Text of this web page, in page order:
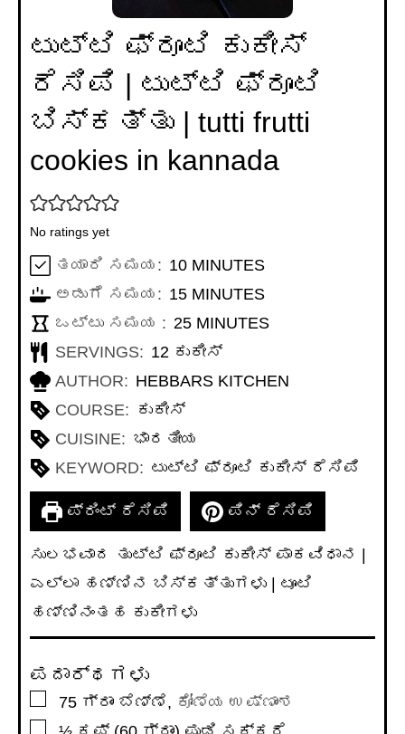
ಟುಟ್ಟಿ ಫ್ರೂಟಿ ಕುಕೀಸ್
ರೆಸಿಪಿ | ಟುಟ್ಟಿ ಫ್ರೂಟಿ
ಬಿಸ್ಕತ್ತು | tutti frutti
cookies in kannada
No ratings yet
ತಯಾರಿ ಸಮಯ: 10MINUTES
MINUTES
ಅಡುಗೆ ಸಮಯ: 15MINUTES
MINUTES
ಒಟ್ಟು ಸಮಯ : 25MINUTES
MINUTES
SERVINGS: 12 ಕುಕೀಸ್
AUTHOR: HEBBARS KITCHEN
COURSE: ಕುಕೀಸ್
CUISINE: ಭಾರತೀಯ
KEYWORD: ಟುಟ್ಟಿ ಫ್ರೂಟಿ ಕುಕೀಸ್ ರೆಸಿಪಿ
ಪ್ರಿಂಟ್ ರೆಸಿಪಿ ಪಿನ್ ರೆಸಿಪಿ
ಸುಲಭವಾದ ತುಟ್ಟಿ ಫ್ರೂಟಿ ಕುಕೀಸ್ ಪಾಕವಿಧಾನ |
ಎಲ್ಲಾ ಹಣ್ಣಿನ ಬಿಸ್ಕತ್ತುಗಳು | ಟೂಟಿ
ಹಣ್ಣಿನಂತಹ ಕುಕೀಗಳು
ಪದಾರ್ಥಗಳು
▢75 ಗ್ರಾಂ ಬೆಣ್ಣೆ, ಕೋಣೆಯ ಉಷ್ಣಾಂಶ
▢